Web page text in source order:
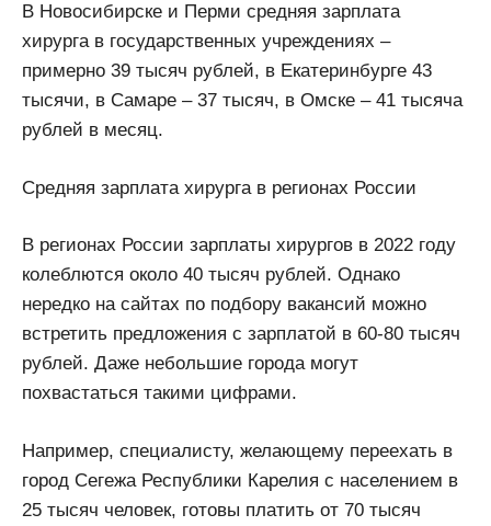
В Новосибирске и Перми средняя зарплата
хирурга в государственных учреждениях –
примерно 39 тысяч рублей, в Екатеринбурге 43
тысячи, в Самаре – 37 тысяч, в Омске – 41 тысяча
рублей в месяц.
Средняя зарплата хирурга в регионах России
В регионах России зарплаты хирургов в 2022 году
колеблются около 40 тысяч рублей. Однако
нередко на сайтах по подбору вакансий можно
встретить предложения с зарплатой в 60-80 тысяч
рублей. Даже небольшие города могут
похвастаться такими цифрами.
Например, специалисту, желающему переехать в
город Сегежа Республики Карелия с населением в
25 тысяч человек, готовы платить от 70 тысяч